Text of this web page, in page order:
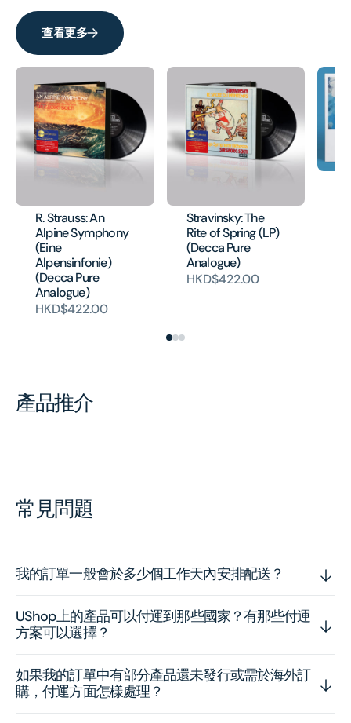
查看更多
R. Strauss: An
Alpine Symphony
(Eine
Alpensinfonie)
(Decca Pure
Analogue)
HKD$422.00
Stravinsky: The
Rite of Spring (LP)
(Decca Pure
Analogue)
HKD$422.00
產品推介
常見問題
我的訂單一般會於多少個工作天內安排配送？
UShop上的產品可以付運到那些國家？有那些付運
方案可以選擇？
如果我的訂單中有部分產品還未發行或需於海外訂
購，付運方面怎樣處理？